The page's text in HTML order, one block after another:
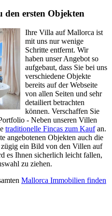
den ersten Objekten
Ihre Villa auf Mallorca ist
mit uns nur wenige
Schritte entfernt. Wir
haben unser Angebot so
aufgebaut, dass Sie bei uns
verschiedene Objekte
bereits auf der Webseite
von allen Seiten und sehr
detailiert betrachten
können. Verschaffen Sie
- Neben unseren Villen
traditionelle Fincas zum Kaufan.
angebotenen Objekten auch die
zügig ein Bild von den Villen auf
es Ihnen sicherlich leicht fallen,
zu ziehen.
Mallorca Immobilien finden